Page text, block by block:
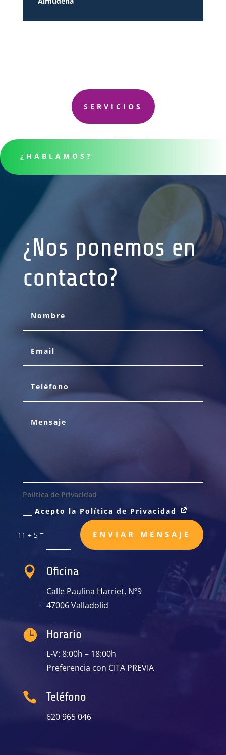
SERVICIOS
¿HABLAMOS?
¿Nos ponemos en
contacto?
Política de Privacidad
Acepto la Política de Privacidad
11 + 5 = ENVIAR MENSAJE
 Oficina
Calle Paulina Harriet, Nº9
47006 Valladolid
 Horario
L-V: 8:00h – 18:00h
Preferencia con CITA PREVIA
 Teléfono
620 965 046